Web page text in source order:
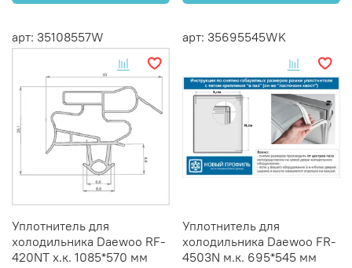
арт: 35108557W
Уплотнитель для
холодильника Daewoo RF-
420NT х.к. 1085*570 мм
арт: 35695545WK
Уплотнитель для
холодильника Daewoo FR-
4503N м.к. 695*545 мм